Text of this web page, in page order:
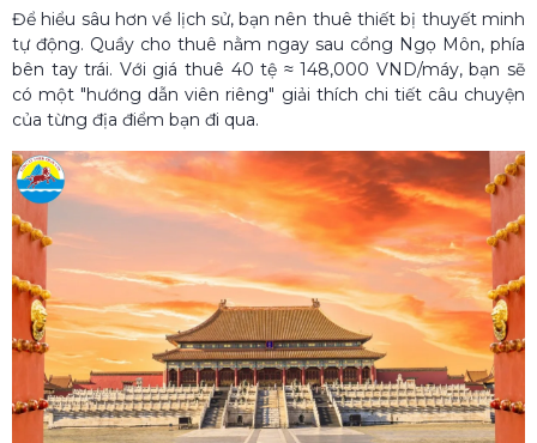
Để hiểu sâu hơn về lịch sử, bạn nên thuê thiết bị thuyết minh
tự động. Quầy cho thuê nằm ngay sau cổng Ngọ Môn, phía
bên tay trái. Với giá thuê 40 tệ ≈ 148,000 VND/máy, bạn sẽ
có một "hướng dẫn viên riêng" giải thích chi tiết câu chuyện
của từng địa điểm bạn đi qua.